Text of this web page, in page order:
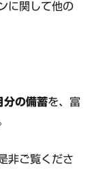
に関して他の
分の備蓄を、富
非ご覧くださ